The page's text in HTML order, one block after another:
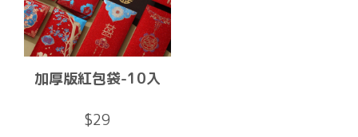
加厚版紅包袋-10入
$29